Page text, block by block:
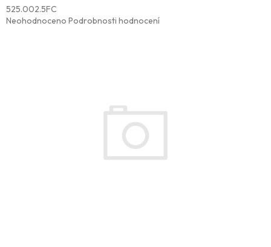
525.002.5FC
Průměrné
Neohodnoceno Podrobnosti hodnocení